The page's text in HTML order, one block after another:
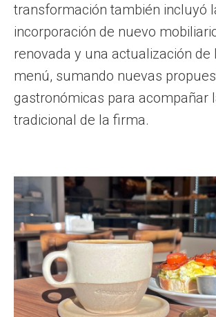
transformación también incluyó
incorporación de nuevo
renovada y una actualización de
menú, sumando nuevas
gastronómicas para acompañar
tradicional de la firma.